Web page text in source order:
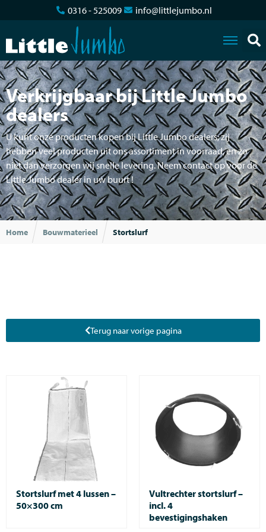
0316 - 525009 info@littlejumbo.nl
Verkrijgbaar bij Little Jumbo
dealers
U kunt onze producten kopen bij Little Jumbo dealers; zij
hebben veel producten uit ons assortiment in voorraad, en zo
niet dan verzorgen wij snelle levering. Neem contact op voor de
Little Jumbo dealer in uw buurt !
Home Bouwmaterieel Stortslurf
Terug naar vorige pagina
Stortslurf met 4 lussen –
50×300 cm
Vultrechter stortslurf –
incl. 4
bevestigingshaken